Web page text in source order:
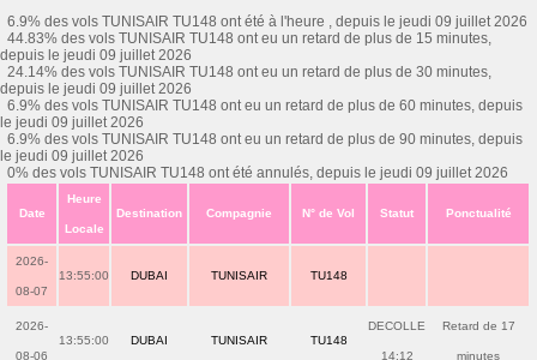
6.9% des vols TUNISAIR TU148 ont été à l'heure , depuis le jeudi 09 juillet 2026
44.83% des vols TUNISAIR TU148 ont eu un retard de plus de 15 minutes,
depuis le jeudi 09 juillet 2026
24.14% des vols TUNISAIR TU148 ont eu un retard de plus de 30 minutes,
depuis le jeudi 09 juillet 2026
6.9% des vols TUNISAIR TU148 ont eu un retard de plus de 60 minutes, depuis
le jeudi 09 juillet 2026
6.9% des vols TUNISAIR TU148 ont eu un retard de plus de 90 minutes, depuis
le jeudi 09 juillet 2026
0% des vols TUNISAIR TU148 ont été annulés, depuis le jeudi 09 juillet 2026
Date
Heure
Locale
Destination Compagnie N° de Vol Statut Ponctualité
2026-
08-07
13:55:00 DUBAI TUNISAIR TU148
2026-
08-06
13:55:00 DUBAI TUNISAIR TU148
DECOLLE
14:12
Retard de 17
minutes